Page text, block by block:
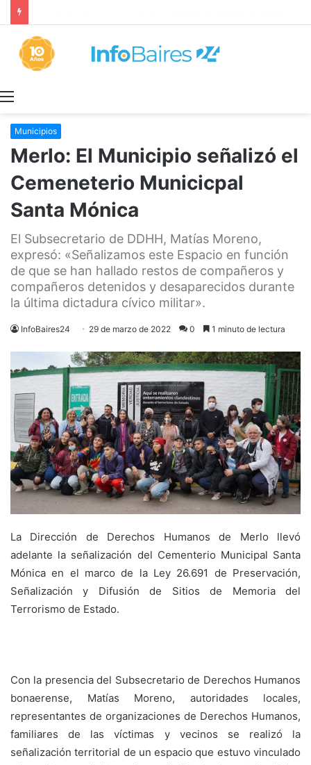
Municipios
Merlo: El Municipio señalizó el
Cemeneterio Municicpal
Santa Mónica
El Subsecretario de DDHH, Matías Moreno,
expresó: «Señalizamos este Espacio en función
de que se han hallado restos de compañeros y
compañeros detenidos y desaparecidos durante
la última dictadura cívico militar».
InfoBaires24 29 de marzo de 2022 0 1 minuto de lectura
La Dirección de Derechos Humanos de Merlo llevó
adelante la señalización del Cementerio Municipal Santa
Mónica en el marco de la Ley 26.691 de Preservación,
Señalización y Difusión de Sitios de Memoria del
Terrorismo de Estado.
Con la presencia del Subsecretario de Derechos Humanos
bonaerense, Matías Moreno, autoridades locales,
representantes de organizaciones de Derechos Humanos,
familiares de las víctimas y vecinos se realizó la
señalización territorial de un espacio que estuvo vinculado